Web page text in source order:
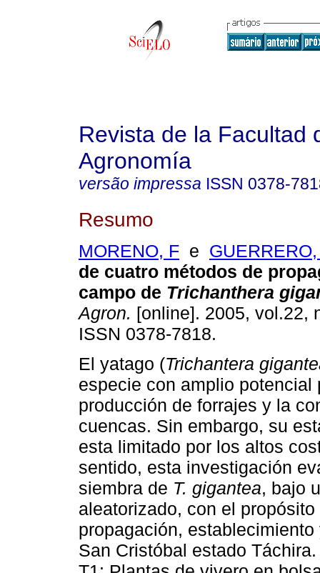
Revista de la Facultad
Agronomía
versão impressa ISSN 0378-
Resumo
MORENO, F e
de cuatro métodos de
campo de Trichanthera
Agron. [online]. 2005, vol.22,
ISSN 0378-7818.
El yatago (Trichantera
especie con amplio potencial
producción de forrajes y la
cuencas. Sin embargo, su
esta limitado por los altos
sentido, esta investigación
siembra de T. gigantea, bajo
aleatorizado, con el
propagación,
San Cristóbal estado